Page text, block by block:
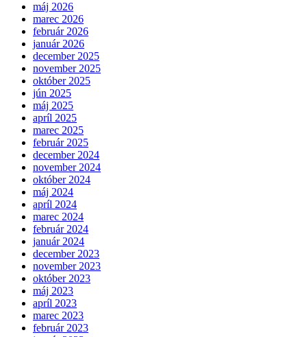
máj 2026
marec 2026
február 2026
január 2026
december 2025
november 2025
október 2025
jún 2025
máj 2025
apríl 2025
marec 2025
február 2025
december 2024
november 2024
október 2024
máj 2024
apríl 2024
marec 2024
február 2024
január 2024
december 2023
november 2023
október 2023
máj 2023
apríl 2023
marec 2023
február 2023